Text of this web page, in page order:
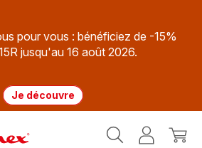
pour vous : bénéficiez de -15%
jusqu'au 16 août 2026.
Je découvre
MonMon